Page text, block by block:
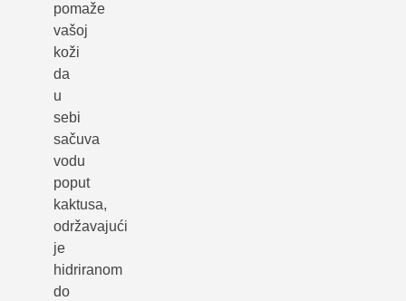
pomaže
vašoj
koži
da
u
sebi
sačuva
vodu
poput
kaktusa,
održavajući
je
hidriranom
do